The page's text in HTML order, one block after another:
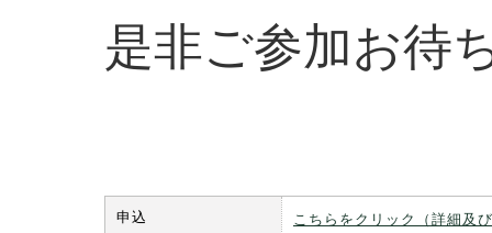
是非ご参加お待
申込 こちらをクリック（詳細及